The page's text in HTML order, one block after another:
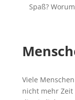
Spaß?
Viele
nicht mehr